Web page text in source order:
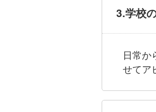
3.学校
日常か
せてア